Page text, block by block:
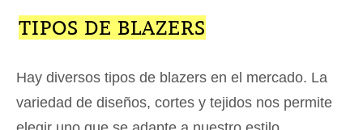
TIPOS DE BLAZERS
Hay diversos tipos de blazers en el mercado. La
variedad de diseños, cortes y tejidos nos permite